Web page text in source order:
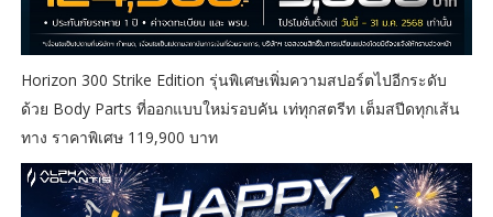
Horizon 300 Strike Edition รุ่นพิเศษเพิ่มความสปอร์ตไปอีกระดับ
ด้วย Body Parts ที่ออกแบบใหม่รอบคัน เท่ทุกสตรีท เต็มสปีดทุกเส้น
ทาง ราคาพิเศษ 119,900 บาท